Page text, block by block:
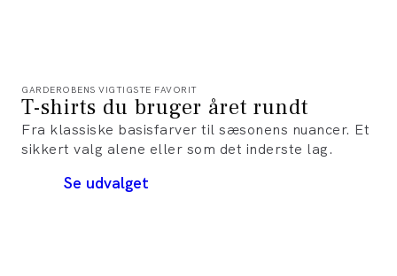
GARDEROBENS VIGTIGSTE FAVORIT
T-shirts du bruger året rundt
Fra klassiske basisfarver til sæsonens nuancer. Et
sikkert valg alene eller som det inderste lag.
Se udvalget